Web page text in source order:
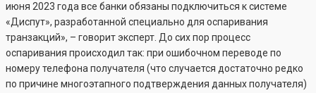
июня 2023 года все банки обязаны подключиться к системе
«Диспут», разработанной специально для оспаривания
транзакций», – говорит эксперт. До сих пор процесс
оспаривания происходил так: при ошибочном переводе по
номеру телефона получателя (что случается достаточно редко
по причине многоэтапного подтверждения данных получателя)